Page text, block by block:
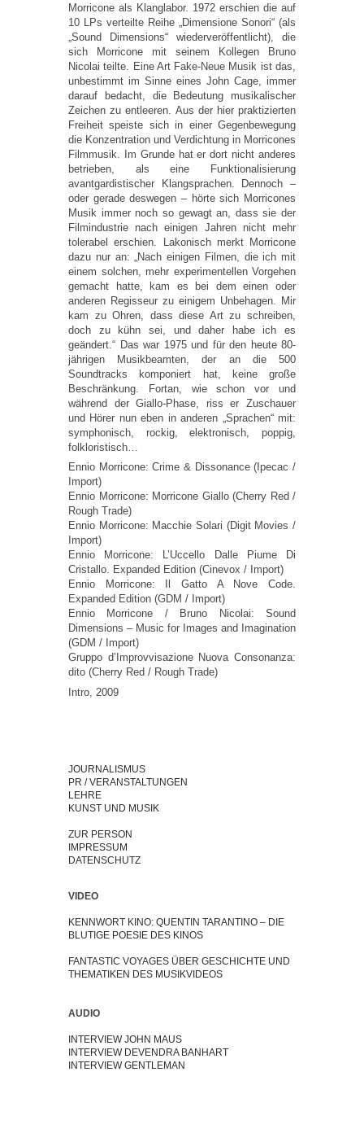
Morricone als Klanglabor. 1972 erschien die auf
10 LPs verteilte Reihe „Dimensione Sonori“ (als
„Sound Dimensions“ wiederveröffentlicht), die
sich Morricone mit seinem Kollegen Bruno
Nicolai teilte. Eine Art Fake-Neue Musik ist das,
unbestimmt im Sinne eines John Cage, immer
darauf bedacht, die Bedeutung musikalischer
Zeichen zu entleeren. Aus der hier praktizierten
Freiheit speiste sich in einer Gegenbewegung
die Konzentration und Verdichtung in Morricones
Filmmusik. Im Grunde hat er dort nicht anderes
betrieben, als eine Funktionalisierung
avantgardistischer Klangsprachen. Dennoch –
oder gerade deswegen – hörte sich Morricones
Musik immer noch so gewagt an, dass sie der
Filmindustrie nach einigen Jahren nicht mehr
tolerabel erschien. Lakonisch merkt Morricone
dazu nur an: „Nach einigen Filmen, die ich mit
einem solchen, mehr experimentellen Vorgehen
gemacht hatte, kam es bei dem einen oder
anderen Regisseur zu einigem Unbehagen. Mir
kam zu Ohren, dass diese Art zu schreiben,
doch zu kühn sei, und daher habe ich es
geändert.“ Das war 1975 und für den heute 80-
jährigen Musikbeamten, der an die 500
Soundtracks komponiert hat, keine große
Beschränkung. Fortan, wie schon vor und
während der Giallo-Phase, riss er Zuschauer
und Hörer nun eben in anderen „Sprachen“ mit:
symphonisch, rockig, elektronisch, poppig,
folkloristisch…
Ennio Morricone: Crime & Dissonance (Ipecac /
Import)
Ennio Morricone: Morricone Giallo (Cherry Red /
Rough Trade)
Ennio Morricone: Macchie Solari (Digit Movies /
Import)
Ennio Morricone: L’Uccello Dalle Piume Di
Cristallo. Expanded Edition (Cinevox / Import)
Ennio Morricone: Il Gatto A Nove Code.
Expanded Edition (GDM / Import)
Ennio Morricone / Bruno Nicolai: Sound
Dimensions – Music for Images and Imagination
(GDM / Import)
Gruppo d’Improvvisazione Nuova Consonanza:
dito (Cherry Red / Rough Trade)
Intro, 2009
JOURNALISMUS
PR / VERANSTALTUNGEN
LEHRE
KUNST UND MUSIK
ZUR PERSON
IMPRESSUM
DATENSCHUTZ
VIDEO
KENNWORT KINO: QUENTIN TARANTINO – DIE
BLUTIGE POESIE DES KINOS
FANTASTIC VOYAGES ÜBER GESCHICHTE UND
THEMATIKEN DES MUSIKVIDEOS
AUDIO
INTERVIEW JOHN MAUS
INTERVIEW DEVENDRA BANHART
INTERVIEW GENTLEMAN